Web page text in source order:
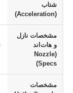
شتاب
(Acceleration)
مشخصات نازل
و هات‌اند
(Nozzle
Specs)
مشخصات